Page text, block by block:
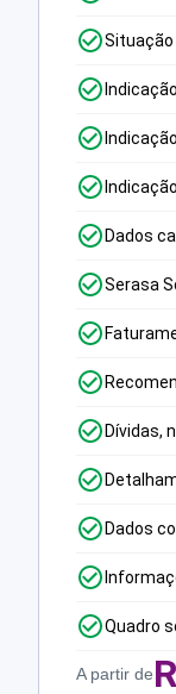
Situação
Dados
Serasa
Dívidas,
Dados
Quadro
A partir de